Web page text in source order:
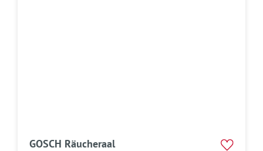
GOSCH Räucheraal